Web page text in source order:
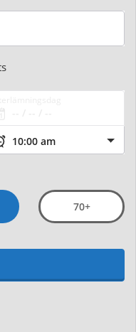
70+